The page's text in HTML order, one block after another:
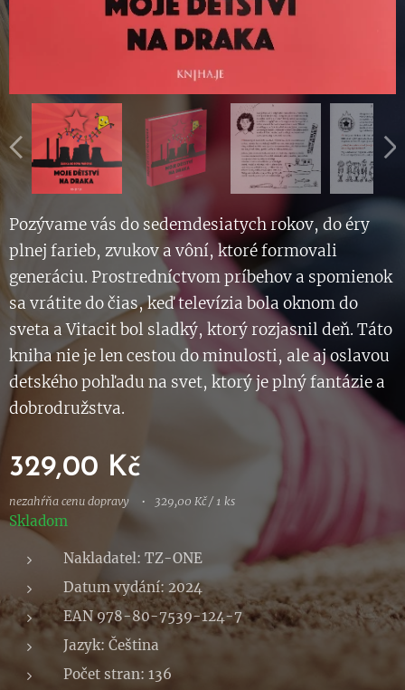
Pozývame vás do sedemdesiatych rokov, do éry
plnej farieb, zvukov a vôní, ktoré formovali
generáciu. Prostredníctvom príbehov a spomienok
sa vrátite do čias, keď televízia bola oknom do
sveta a Vitacit bol sladký, ktorý rozjasnil deň. Táto
kniha nie je len cestou do minulosti, ale aj oslavou
detského pohľadu na svet, ktorý je plný fantázie a
dobrodružstva.
329,00 Kč
nezahŕňa cenu dopravy 329,00 Kč / 1 ks
Skladom
Nakladatel: TZ-ONE
Datum vydání: 2024
EAN978-80-7539-124-7
Jazyk: Čeština
Počet stran: 136